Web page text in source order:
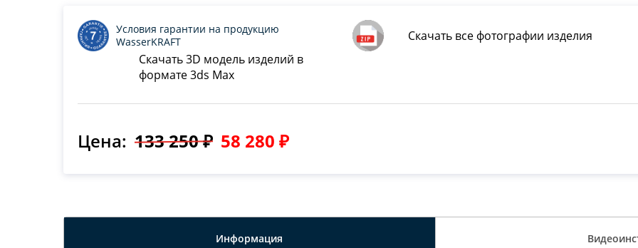
Скачать все фотографии изделия
Скачать 3D модель изделий в
формате 3ds Max
Условия гарантии на продукцию
WasserKRAFT
Цена: 133 250 ₽ 58 280 ₽
Информация